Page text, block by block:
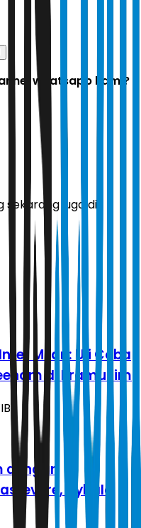
whatsapp kami?
sekarang juga di
Milan: Uji Coba
di Pramusim
dengan
Dybala